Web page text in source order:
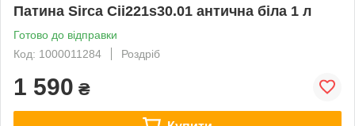
Патина Sirca Cii221s30.01 антична біла 1 л
Готово до відправки
Код: 1000011284
Роздріб
1 590 ₴